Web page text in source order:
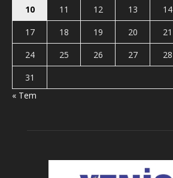
10
11 12 13 14
17
18 19 20 21
24
25 26 27 28
31
« Tem